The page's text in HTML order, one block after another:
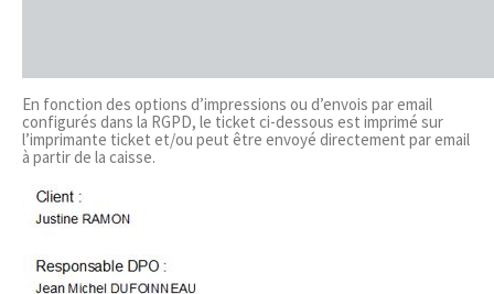
En fonction des options d’impressions ou d’envois par email
configurés dans la RGPD, le ticket ci-dessous est imprimé sur
l’imprimante ticket et/ou peut être envoyé directement par email
à partir de la caisse.